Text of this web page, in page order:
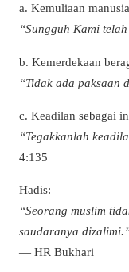
a. Kemuliaan
“Sungguh Kami
b. Kemerdekaan
“Tidak ada paksaan
c. Keadilan sebagai
“Tegakkanlah
4:135
Hadis:
“Seorang muslim
saudaranya
— HR Bukhari